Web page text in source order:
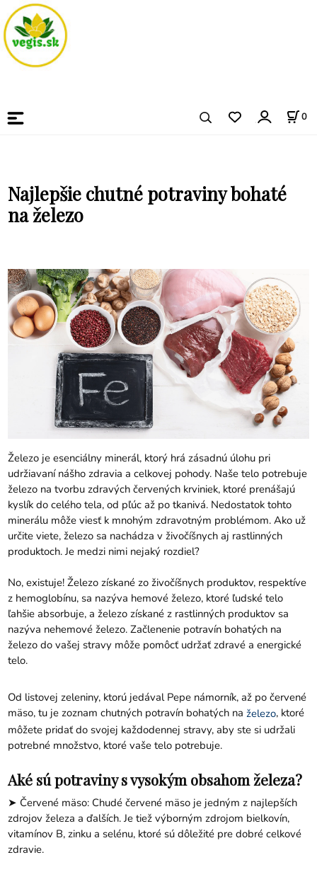
0
Najlepšie chutné potraviny bohaté
na železo
Železo je esenciálny minerál, ktorý hrá zásadnú úlohu pri
udržiavaní nášho zdravia a celkovej pohody. Naše telo potrebuje
železo na tvorbu zdravých červených krviniek, ktoré prenášajú
kyslík do celého tela, od pľúc až po tkanivá. Nedostatok tohto
minerálu môže viesť k mnohým zdravotným problémom. Ako už
určite viete, železo sa nachádza v živočíšnych aj rastlinných
produktoch. Je medzi nimi nejaký rozdiel?
No, existuje! Železo získané zo živočíšnych produktov, respektíve
z hemoglobínu, sa nazýva hemové železo, ktoré ľudské telo
ľahšie absorbuje, a železo získané z rastlinných produktov sa
nazýva nehemové železo. Začlenenie potravín bohatých na
železo do vašej stravy môže pomôcť udržať zdravé a energické
telo.
Od listovej zeleniny, ktorú jedával Pepe námorník, až po červené
mäso, tu je zoznam chutných potravín bohatých naželezo, ktoré
môžete pridať do svojej každodennej stravy, aby ste si udržali
potrebné množstvo, ktoré vaše telo potrebuje.
Aké sú potraviny s vysokým obsahom železa?
➤ Červené mäso: Chudé červené mäso je jedným z najlepších
zdrojov železa a ďalších. Je tiež výborným zdrojom bielkovín,
vitamínov B, zinku a selénu, ktoré sú dôležité pre dobré celkové
zdravie.